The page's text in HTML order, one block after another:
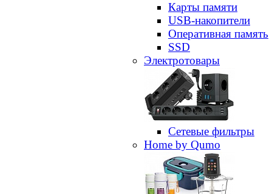
Карты памяти
USB-накопители
Оперативная память
SSD
Электротовары
Сетевые фильтры
Home by Qumo